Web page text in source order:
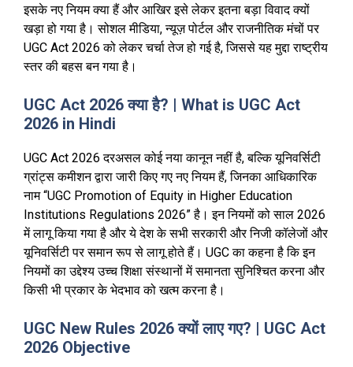
इसके नए नियम क्या हैं और आखिर इसे लेकर इतना बड़ा विवाद क्यों
खड़ा हो गया है। सोशल मीडिया, न्यूज़ पोर्टल और राजनीतिक मंचों पर
UGC Act 2026 को लेकर चर्चा तेज हो गई है, जिससे यह मुद्दा राष्ट्रीय
स्तर की बहस बन गया है।
UGC Act 2026 क्या है? | What is UGC Act
2026 in Hindi
UGC Act 2026 दरअसल कोई नया कानून नहीं है, बल्कि यूनिवर्सिटी
ग्रांट्स कमीशन द्वारा जारी किए गए नए नियम हैं, जिनका आधिकारिक
नाम “UGC Promotion of Equity in Higher Education
Institutions Regulations 2026” है। इन नियमों को साल 2026
में लागू किया गया है और ये देश के सभी सरकारी और निजी कॉलेजों और
यूनिवर्सिटी पर समान रूप से लागू होते हैं। UGC का कहना है कि इन
नियमों का उद्देश्य उच्च शिक्षा संस्थानों में समानता सुनिश्चित करना और
किसी भी प्रकार के भेदभाव को खत्म करना है।
UGC New Rules 2026 क्यों लाए गए? | UGC Act
2026 Objective